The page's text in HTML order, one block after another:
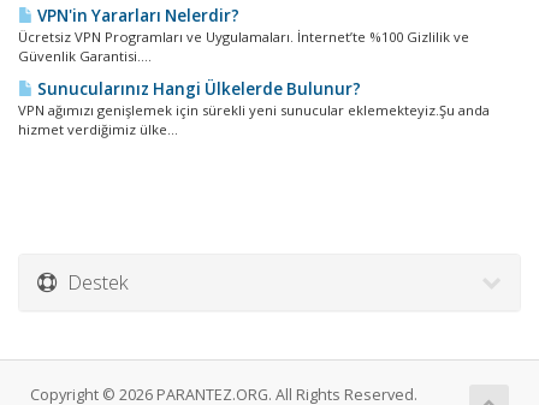
VPN'in Yararları Nelerdir?
Ücretsiz VPN Programları ve Uygulamaları. İnternet’te %100 Gizlilik ve
Güvenlik Garantisi....
Sunucularınız Hangi Ülkelerde Bulunur?
VPN ağımızı genişlemek için sürekli yeni sunucular eklemekteyiz.Şu anda
hizmet verdiğimiz ülke...
Destek
Copyright © 2026 PARANTEZ.ORG. All Rights Reserved.